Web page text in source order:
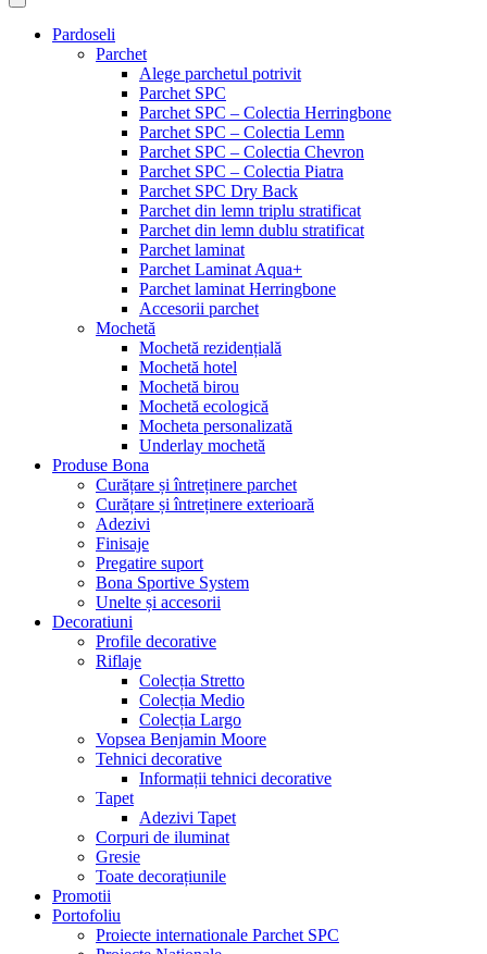
Pardoseli
Parchet
Alege parchetul potrivit
Parchet SPC
Parchet SPC – Colectia Herringbone
Parchet SPC – Colectia Lemn
Parchet SPC – Colectia Chevron
Parchet SPC – Colectia Piatra
Parchet SPC Dry Back
Parchet din lemn triplu stratificat
Parchet din lemn dublu stratificat
Parchet laminat
Parchet Laminat Aqua+
Parchet laminat Herringbone
Accesorii parchet
Mochetă
Mochetă rezidențială
Mochetă hotel
Mochetă birou
Mochetă ecologică
Mocheta personalizată
Underlay mochetă
Produse Bona
Curățare și întreținere parchet
Curățare și întreținere exterioară
Adezivi
Finisaje
Pregatire suport
Bona Sportive System
Unelte și accesorii
Decoratiuni
Profile decorative
Riflaje
Colecția Stretto
Colecția Medio
Colecția Largo
Vopsea Benjamin Moore
Tehnici decorative
Informații tehnici decorative
Tapet
Adezivi Tapet
Corpuri de iluminat
Gresie
Toate decorațiunile
Promotii
Portofoliu
Proiecte internationale Parchet SPC